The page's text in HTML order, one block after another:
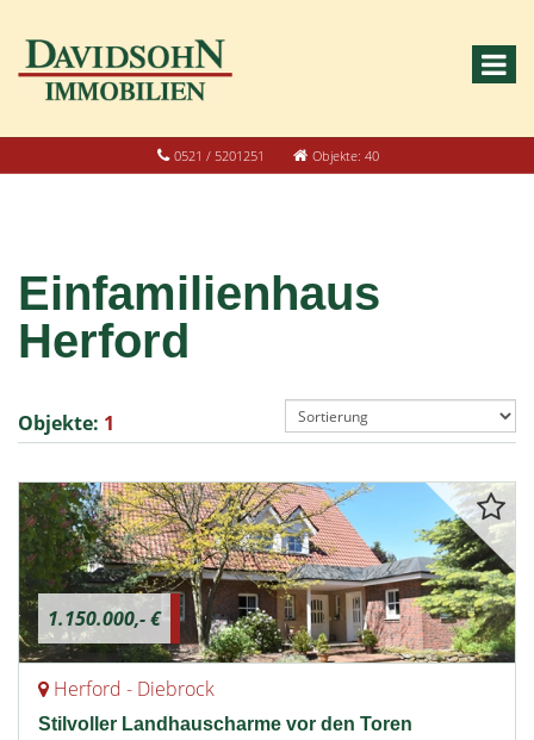
0521 / 5201251 Objekte: 40
Einfamilienhaus
Herford
Objekte: 1
1.150.000,- €
Herford - Diebrock
Stilvoller Landhauscharme vor den Toren